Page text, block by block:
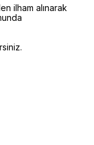
ilham alınarak